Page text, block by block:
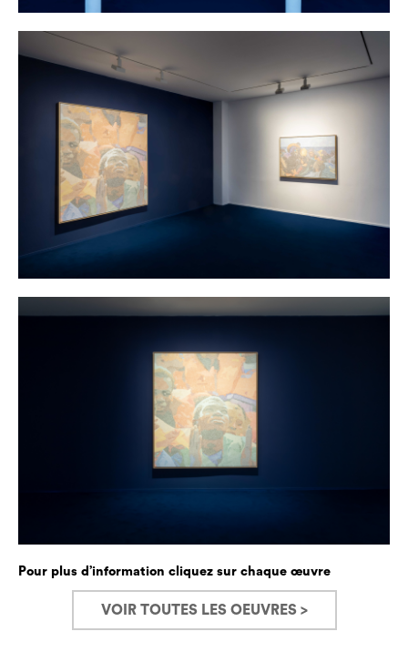
Pour plus d’information cliquez sur chaque œuvre
VOIR TOUTES LES OEUVRES >